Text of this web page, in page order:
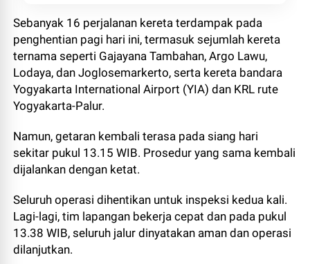
Sebanyak 16 perjalanan kereta terdampak pada
penghentian pagi hari ini, termasuk sejumlah kereta
ternama seperti Gajayana Tambahan, Argo Lawu,
Lodaya, dan Joglosemarkerto, serta kereta bandara
Yogyakarta International Airport (YIA) dan KRL rute
Yogyakarta-Palur.
Namun, getaran kembali terasa pada siang hari
sekitar pukul 13.15 WIB. Prosedur yang sama kembali
dijalankan dengan ketat.
Seluruh operasi dihentikan untuk inspeksi kedua kali.
Lagi-lagi, tim lapangan bekerja cepat dan pada pukul
13.38 WIB, seluruh jalur dinyatakan aman dan operasi
dilanjutkan.